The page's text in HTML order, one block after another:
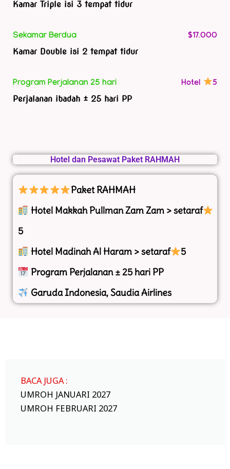
Kamar Triple isi 3 tempat tidur
Sekamar Berdua
Kamar Double isi 2 tempat tidur
$17.000
Program Perjalanan 25 hari
Perjalanan ibadah ± 25 hari PP
Hotel 5
Hotel dan Pesawat Paket RAHMAH
Paket RAHMAH
Hotel Makkah Pullman Zam Zam > setaraf
5
Hotel Madinah Al Haram > setaraf
5
Program Perjalanan ± 25 hari PP
Garuda Indonesia, Saudia Airlines
BACA JUGA :
UMROH JANUARI 2027
UMROH FEBRUARI 2027